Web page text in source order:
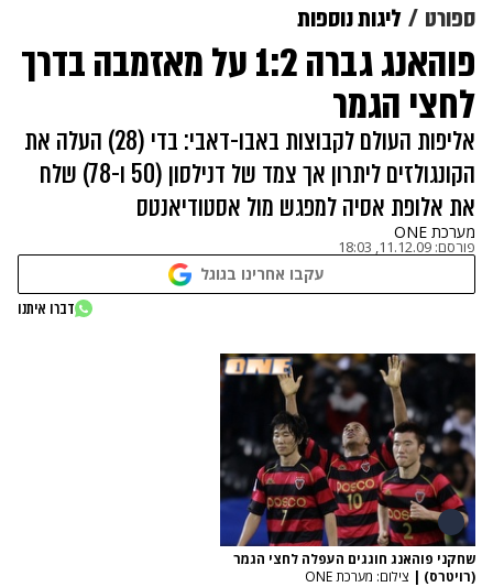
ספורט ליגות נוספות
פוהאנג גברה 1:2 על מאזמבה בדרך
לחצי הגמר
אליפות העולם לקבוצות באבו-דאבי: בדי (28) העלה את
הקונגולזים ליתרון אך צמד של דנילסון (50 ו-78) שלח
את אלופת אסיה למפגש מול אסטודיאנטס
מערכת ONE
פורסם: 11.12.09, 18:03
עקבו אחרינו בגוגל
דברו איתנו
שחקני פוהאנג חוגגים העפלה לחצי הגמר
(רויטרס) | צילום: מערכת ONE